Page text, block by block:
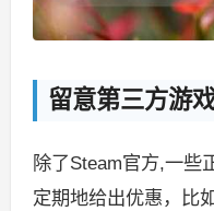
留意第三方游
除了Steam官方,一些
定期地给出优惠，比